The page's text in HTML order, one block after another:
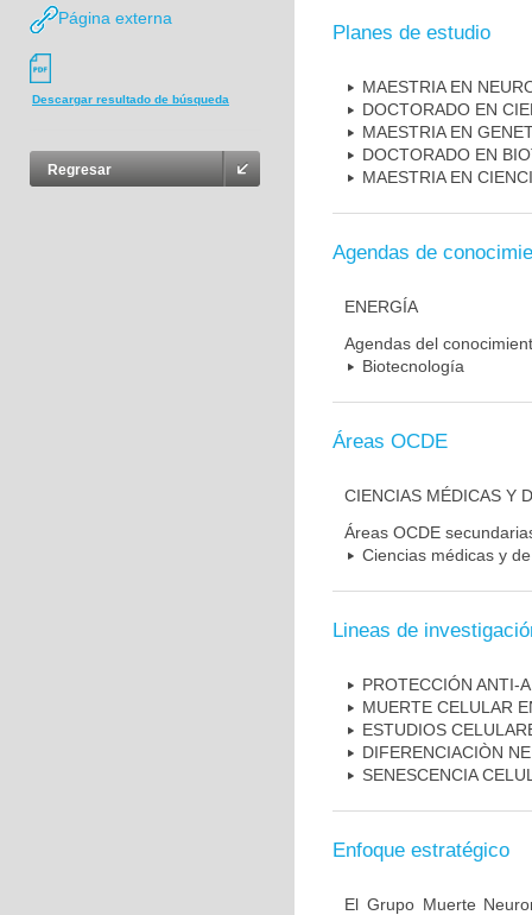
Página externa
Descargar resultado de búsqueda
Regresar
Planes de estudio
MAESTRIA EN
DOCTORADO EN
MAESTRIA EN
DOCTORADO EN
MAESTRIA EN
Agendas de
ENERGÍA
Agendas del
Biotecnología
Áreas OCDE
CIENCIAS MÉDICAS Y
Áreas OCDE
Ciencias médicas y
Lineas de
PROTECCIÓN ANTI-
MUERTE CELULAR
ESTUDIOS
DIFERENCIACIÒN
SENESCENCIA
Enfoque estratégico
El Grupo Muerte